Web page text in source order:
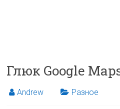
Глюк Google
Andrew Разное